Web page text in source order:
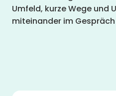
Umfeld, kurze Wege und
miteinander im